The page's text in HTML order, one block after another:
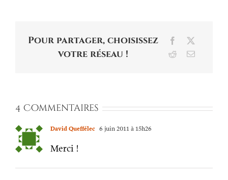
Pour partager, choisissez
votre réseau !
Facebook
RedditEmail
4 Commentaires
David Queffélec 6 juin 2011 à 15h26
Merci !